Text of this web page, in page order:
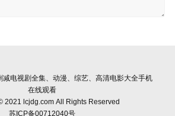
减电视剧全集、动漫、综艺、高清电影大全手机
在线观看
2021 lcjdg.com All Rights Reserved
苏ICP备00712040号